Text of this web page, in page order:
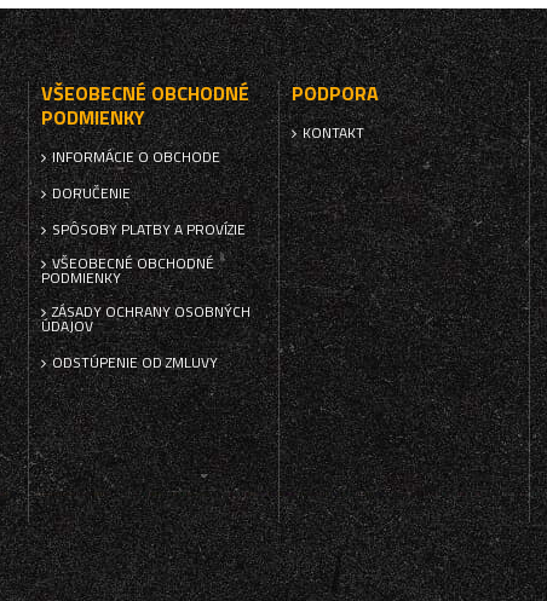
VŠEOBECNÉ OBCHODNÉ
PODMIENKY
INFORMÁCIE O OBCHODE
DORUČENIE
SPÔSOBY PLATBY A PROVÍZIE
VŠEOBECNÉ OBCHODNÉ
PODMIENKY
ZÁSADY OCHRANY OSOBNÝCH
ÚDAJOV
ODSTÚPENIE OD ZMLUVY
PODPORA
KONTAKT